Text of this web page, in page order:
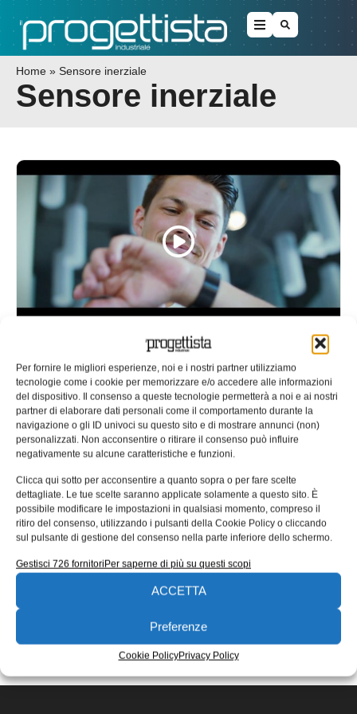
Per fornire le migliori esperienze, noi e i nostri partner utilizziamo
tecnologie come i cookie per memorizzare e/o accedere alle informazioni
del dispositivo. Il consenso a queste tecnologie permetterà a noi e ai nostri
partner di elaborare dati personali come il comportamento durante la
navigazione o gli ID univoci su questo sito e di mostrare annunci (non)
personalizzati. Non acconsentire o ritirare il consenso può influire
negativamente su alcune caratteristiche e funzioni.
Clicca qui sotto per acconsentire a quanto sopra o per fare scelte
dettagliate. Le tue scelte saranno applicate solamente a questo sito. È
possibile modificare le impostazioni in qualsiasi momento, compreso il
ritiro del consenso, utilizzando i pulsanti della Cookie Policy o cliccando
sul pulsante di gestione del consenso nella parte inferiore dello schermo.
Gestisci 726 fornitoriPer saperne di più su questi scopi
ACCETTA
Preferenze
Cookie PolicyPrivacy Policy
Home » Sensore inerziale
Sensore inerziale
Progettare dispositivi indossabili
con un innovativo sensore di
posizionamento
Bosch Sensortec ha presentato alla fiera Electronica di
Monaco il BHI160BP, il primo sensore smart di
monitoraggio della posizione che
EDICOLA WEB
ISCRIVITI ALLA NEWSLETTER